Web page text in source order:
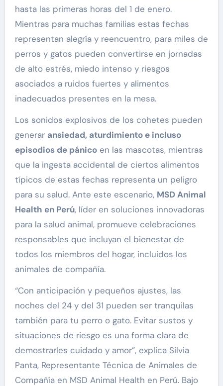
hasta las primeras horas del 1 de enero.
Mientras para muchas familias estas fechas
representan alegría y reencuentro, para miles de
perros y gatos pueden convertirse en jornadas
de alto estrés, miedo intenso y riesgos
asociados a ruidos fuertes y alimentos
inadecuados presentes en la mesa.
Los sonidos explosivos de los cohetes pueden
generar ansiedad, aturdimiento e incluso
episodios de pánicoen las mascotas, mientras
que la ingesta accidental de ciertos alimentos
típicos de estas fechas representa un peligro
para su salud. Ante este escenario, MSD Animal
Health en Perú, líder en soluciones innovadoras
para la salud animal, promueve celebraciones
responsables que incluyan el bienestar de
todos los miembros del hogar, incluidos los
animales de compañía.
“Con anticipación y pequeños ajustes, las
noches del 24 y del 31 pueden ser tranquilas
también para tu perro o gato. Evitar sustos y
situaciones de riesgo es una forma clara de
demostrarles cuidado y amor”, explica Silvia
Panta, Representante Técnica de Animales de
Compañía en MSD Animal Health en Perú. Bajo